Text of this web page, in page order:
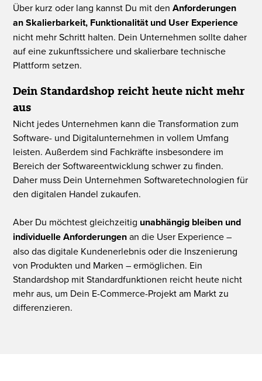
Über kurz oder lang kannst Du mit denAnforderungen
an Skalierbarkeit, Funktionalität und User Experience
nicht mehr Schritt halten. Dein Unternehmen sollte daher
auf eine zukunftssichere und skalierbare technische
Plattform setzen.
Dein Standardshop reicht heute nicht mehr
aus
Nicht jedes Unternehmen kann die Transformation zum
Software- und Digitalunternehmen in vollem Umfang
leisten. Außerdem sind Fachkräfte insbesondere im
Bereich der Softwareentwicklung schwer zu finden.
Daher muss Dein Unternehmen Softwaretechnologien für
den digitalen Handel zukaufen.
Aber Du möchtest gleichzeitig unabhängig bleiben und
individuelle Anforderungenan die User Experience –
also das digitale Kundenerlebnis oder die Inszenierung
von Produkten und Marken – ermöglichen. Ein
Standardshop mit Standardfunktionen reicht heute nicht
mehr aus, um Dein E-Commerce-Projekt am Markt zu
differenzieren.